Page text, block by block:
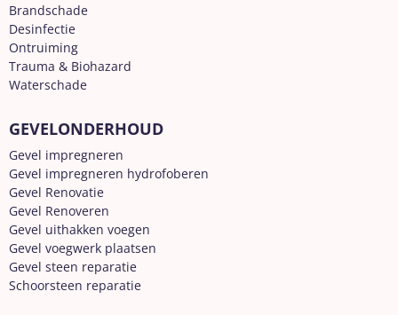
Brandschade
Desinfectie
Ontruiming
Trauma & Biohazard
Waterschade
GEVELONDERHOUD
Gevel impregneren
Gevel impregneren hydrofoberen
Gevel Renovatie
Gevel Renoveren
Gevel uithakken voegen
Gevel voegwerk plaatsen
Gevel steen reparatie
Schoorsteen reparatie